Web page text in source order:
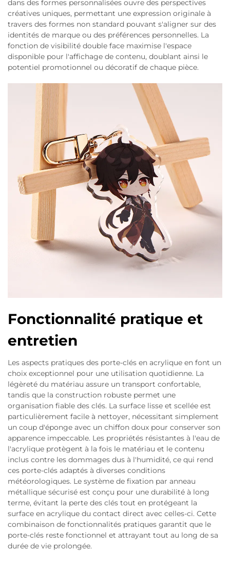
dans des formes personnalisées ouvre des perspectives
créatives uniques, permettant une expression originale à
travers des formes non standard pouvant s'aligner sur des
identités de marque ou des préférences personnelles. La
fonction de visibilité double face maximise l'espace
disponible pour l'affichage de contenu, doublant ainsi le
potentiel promotionnel ou décoratif de chaque pièce.
Fonctionnalité pratique et
entretien
Les aspects pratiques des porte-clés en acrylique en font un
choix exceptionnel pour une utilisation quotidienne. La
légèreté du matériau assure un transport confortable,
tandis que la construction robuste permet une
organisation fiable des clés. La surface lisse et scellée est
particulièrement facile à nettoyer, nécessitant simplement
un coup d'éponge avec un chiffon doux pour conserver son
apparence impeccable. Les propriétés résistantes à l'eau de
l'acrylique protègent à la fois le matériau et le contenu
inclus contre les dommages dus à l'humidité, ce qui rend
ces porte-clés adaptés à diverses conditions
météorologiques. Le système de fixation par anneau
métallique sécurisé est conçu pour une durabilité à long
terme, évitant la perte des clés tout en protégeant la
surface en acrylique du contact direct avec celles-ci. Cette
combinaison de fonctionnalités pratiques garantit que le
porte-clés reste fonctionnel et attrayant tout au long de sa
durée de vie prolongée.